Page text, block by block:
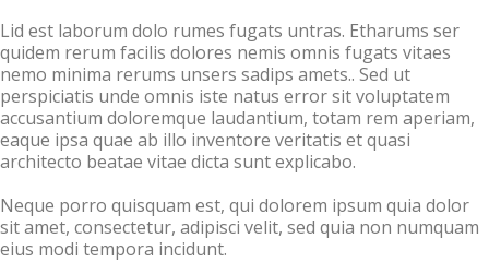
Lid est laborum dolo rumes fugats untras. Etharums ser
quidem rerum facilis dolores nemis omnis fugats vitaes
nemo minima rerums unsers sadips amets.. Sed ut
perspiciatis unde omnis iste natus error sit voluptatem
accusantium doloremque laudantium, totam rem aperiam,
eaque ipsa quae ab illo inventore veritatis et quasi
architecto beatae vitae dicta sunt explicabo.
Neque porro quisquam est, qui dolorem ipsum quia dolor
sit amet, consectetur, adipisci velit, sed quia non numquam
eius modi tempora incidunt.